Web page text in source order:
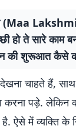
(Maa
हो ते सारे काम
की शुरूआत कैसे
चाहते हैं, साथ
करना पड़े. लेकिन
ऐसे में व्यक्ति के